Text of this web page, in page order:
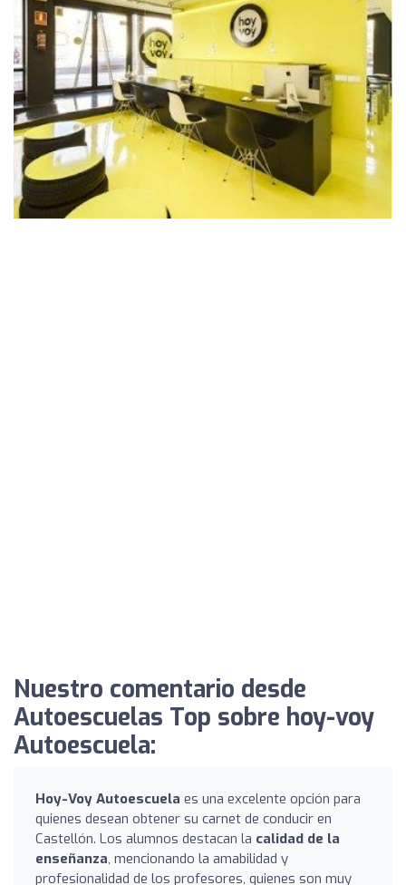
Nuestro comentario desde
Autoescuelas Top sobre hoy-voy
Autoescuela:
Hoy-Voy Autoescuela es una excelente opción para
quienes desean obtener su carnet de conducir en
Castellón. Los alumnos destacan la calidad de la
enseñanza, mencionando la amabilidad y
profesionalidad de los profesores, quienes son muy